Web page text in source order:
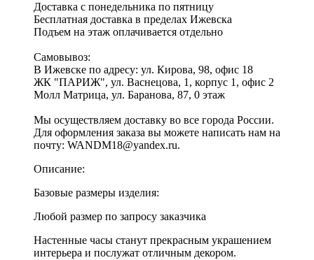
Доставка с понедельника по пятницу
Бесплатная доставка в пределах Ижевска
Подъем на этаж оплачивается отдельно
Самовывоз:
В Ижевске по адресу: ул. Кирова, 98, офис 18
ЖК "ПАРИЖ", ул. Васнецова, 1, корпус 1, офис 2
Молл Матрица, ул. Баранова, 87, 0 этаж
Мы осуществляем доставку во все города России.
Для оформления заказа вы можете написать нам на
почту: WANDM18@yandex.ru.
Описание:
Базовые размеры изделия:
Любой размер по запросу заказчика
Настенные часы станут прекрасным украшением
интерьера и послужат отличным декором.